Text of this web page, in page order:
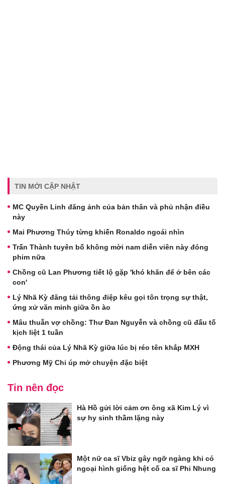
TIN MỚI CẬP NHẬT
MC Quyền Linh đăng ảnh của bản thân và phủ nhận điều
này
Mai Phương Thúy từng khiến Ronaldo ngoái nhìn
Trấn Thành tuyên bố không mời nam diễn viên này đóng
phim nữa
Chồng cũ Lan Phương tiết lộ gặp 'khó khăn để ở bên các
con'
Lý Nhã Kỳ đăng tải thông điệp kêu gọi tôn trọng sự thật,
ứng xử văn minh giữa ồn ào
Mâu thuẫn vợ chồng: Thư Đan Nguyễn và chồng cũ đấu tố
kịch liệt 1 tuần
Động thái của Lý Nhã Kỳ giữa lúc bị réo tên khắp MXH
Phương Mỹ Chi úp mở chuyện đặc biệt
Tin nên đọc
Hà Hồ gửi lời cảm ơn ông xã Kim Lý vì
sự hy sinh thầm lặng này
Một nữ ca sĩ Vbiz gây ngỡ ngàng khi có
ngoại hình giống hệt cố ca sĩ Phi Nhung